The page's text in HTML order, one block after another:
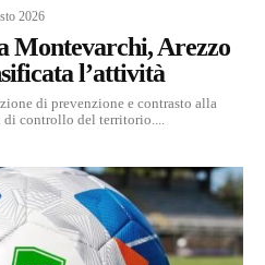
2026
Montevarchi, Arezzo
l’attività
di prevenzione e contrasto alla
controllo del territorio....